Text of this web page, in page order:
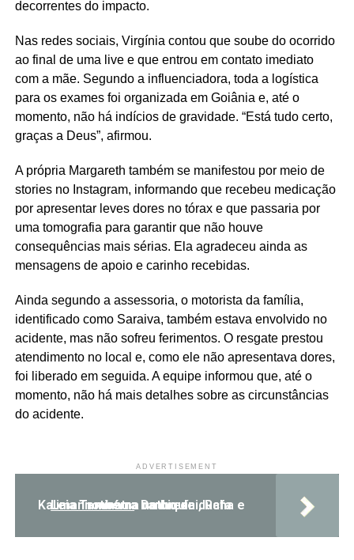
decorrentes do impacto.
Nas redes sociais, Virgínia contou que soube do ocorrido
ao final de uma live e que entrou em contato imediato
com a mãe. Segundo a influenciadora, toda a logística
para os exames foi organizada em Goiânia e, até o
momento, não há indícios de gravidade. “Está tudo certo,
graças a Deus”, afirmou.
A própria Margareth também se manifestou por meio de
stories no Instagram, informando que recebeu medicação
por apresentar leves dores no tórax e que passaria por
uma tomografia para garantir que não houve
consequências mais sérias. Ela agradeceu ainda as
mensagens de apoio e carinho recebidas.
Ainda segundo a assessoria, o motorista da família,
identificado como Saraiva, também estava envolvido no
acidente, mas não sofreu ferimentos. O resgate prestou
atendimento no local e, como ele não apresentava dores,
foi liberado em seguida. A equipe informou que, até o
momento, não há mais detalhes sobre as circunstâncias
do acidente.
ADVERTISEMENT
Leia Também:
De biquíni, Rafa Kalimann mostra banho de ducha e rotina na natureza